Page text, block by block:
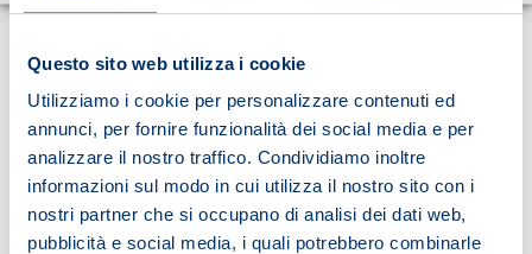
Questo sito web utilizza i cookie
Utilizziamo i cookie per personalizzare contenuti ed
annunci, per fornire funzionalità dei social media e per
analizzare il nostro traffico. Condividiamo inoltre
informazioni sul modo in cui utilizza il nostro sito con i
nostri partner che si occupano di analisi dei dati web,
pubblicità e social media, i quali potrebbero combinarle